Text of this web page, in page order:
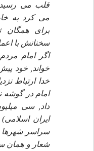
قلب مى رسيد
مى كرد به
براى همگان
سخنانش با
اگر امام
خواند, خود
خدا ارتباط
امام در
داد, سى
ايران
سراسر شهرها
شعار و همان